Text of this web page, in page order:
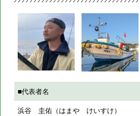
■代表者名
浜谷 圭佑（はまや けいすけ）